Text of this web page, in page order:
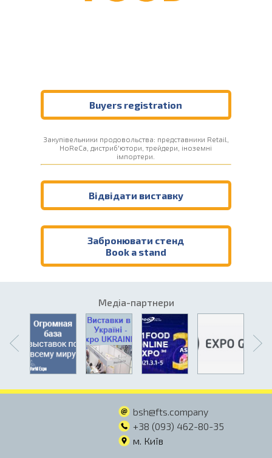
Buyers registration
Закупівельники продовольства: представники Retail,
HoReCa, дистриб'ютори, трейдери, іноземні
імпортери.
Відвідати виставку
Забронювати стенд
Book a stand
Медіа-партнери
bsh@fts.company
+38 (093) 462-80-35
м. Київ